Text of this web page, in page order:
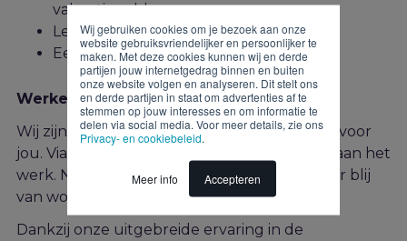
Wij gebruiken cookies om je bezoek aan onze
website gebruiksvriendelijker en persoonlijker te
maken. Met deze cookies kunnen wij en derde
partijen jouw internetgedrag binnen en buiten
onze website volgen en analyseren. Dit stelt ons
en derde partijen in staat om advertenties af te
stemmen op jouw interesses en om informatie te
delen via social media. Voor meer details, zie ons
Privacy- en cookiebeleid
Meer info Accepteren
vakantiegeld;
Leuke teamuitjes;
Een goede bonusregeling.
Werken via JEX
Wij zijn JEX en wij regelen de perfecte baan voor
jou. Via ons zijn duizenden mensen per dag aan het
werk. Niet omdat het moet maar omdat ze er blij
van worden. Jij succesvol, wij succesvol.
Dankzij onze uitgebreide ervaring in de